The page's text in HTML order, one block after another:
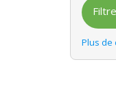
Plus de